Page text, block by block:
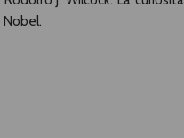
Nobel.